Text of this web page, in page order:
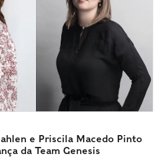
e Priscila Macedo Pinto
da Team Genesis